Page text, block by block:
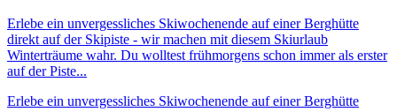
Erlebe ein unvergessliches Skiwochenende auf einer Berghütte
direkt auf der Skipiste - wir machen mit diesem Skiurlaub
Winterträume wahr. Du wolltest frühmorgens schon immer als erster
auf der Piste...
Erlebe ein unvergessliches Skiwochenende auf einer Berghütte